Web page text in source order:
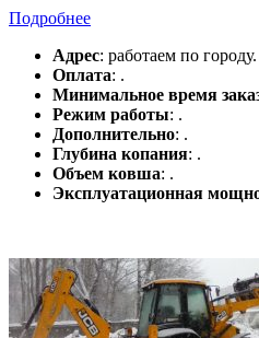
Подробнее
Адрес: работаем по городу.
Оплата: .
Минимальное время
Режим работы: .
Дополнительно: .
Глубина копания: .
Объем ковша: .
Эксплуатационная